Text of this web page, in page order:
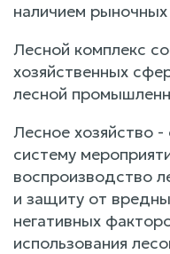
наличием
Лесной комплекс
хозяйственных
лесной
Лесное хозяйство
систему
воспроизводство
и защиту от
негативных
использования